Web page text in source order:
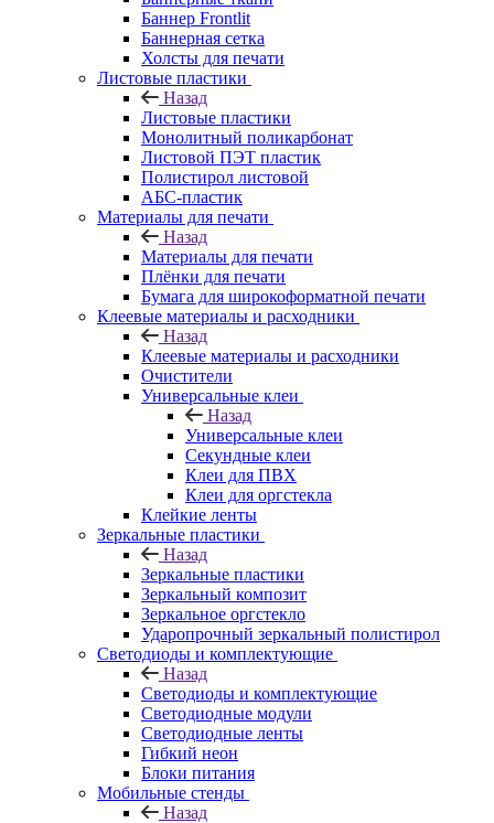
Баннер Frontlit
Баннерная сетка
Холсты для печати
Листовые пластики
Назад
Листовые пластики
Монолитный поликарбонат
Листовой ПЭТ пластик
Полистирол листовой
АБС-пластик
Материалы для печати
Назад
Материалы для печати
Плёнки для печати
Бумага для широкоформатной печати
Клеевые материалы и расходники
Назад
Клеевые материалы и расходники
Очистители
Универсальные клеи
Назад
Универсальные клеи
Секундные клеи
Клеи для ПВХ
Клеи для оргстекла
Клейкие ленты
Зеркальные пластики
Назад
Зеркальные пластики
Зеркальный композит
Зеркальное оргстекло
Ударопрочный зеркальный полистирол
Светодиоды и комплектующие
Назад
Светодиоды и комплектующие
Светодиодные модули
Светодиодные ленты
Гибкий неон
Блоки питания
Мобильные стенды
Назад